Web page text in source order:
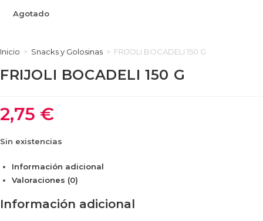
Agotado
Inicio > Snacks y Golosinas > FRIJOLI BOCADELI 150 G
FRIJOLI BOCADELI 150 G
2,75 €
Sin existencias
Información adicional
Valoraciones (0)
Información adicional